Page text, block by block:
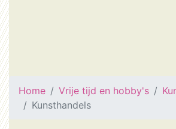
Home Vrije tijd en hobby's
Kunsthandels